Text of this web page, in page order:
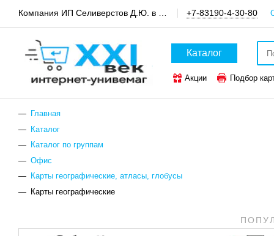
+7-83190-4-30-80
Каталог
Акции
Подбор
Главная
Каталог
Каталог по группам
Офис
Карты географические, атласы, глобусы
Карты географические